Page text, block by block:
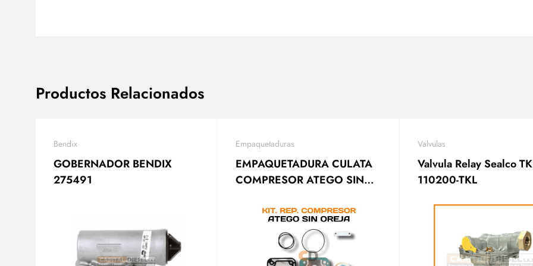
Productos Relacionados
Bendix
GOBERNADOR BENDIX
275491
Empaquetaduras
EMPAQUETADURA CULATA
COMPRESOR ATEGO SIN
Valvulas
Valvula Relay Sealco
110200-TKL